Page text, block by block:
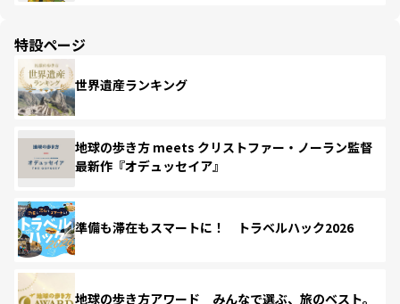
特設ページ
世界遺産ランキング
地球の歩き方 meets クリストファー・ノーラン監督
最新作『オデュッセイア』
準備も滞在もスマートに！ トラベルハック2026
地球の歩き方アワード みんなで選ぶ、旅のベスト。